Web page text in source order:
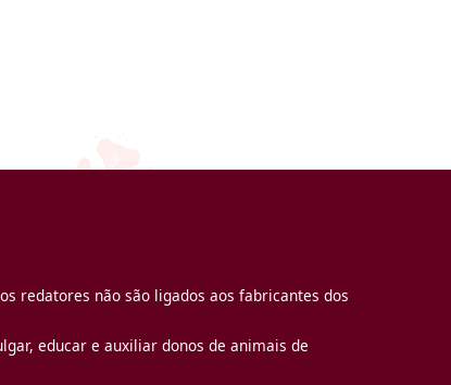
redatores não são ligados aos fabricantes dos
educar e auxiliar donos de animais de